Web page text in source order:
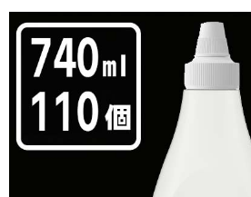
よくある質問
容器について
お問い合わせ